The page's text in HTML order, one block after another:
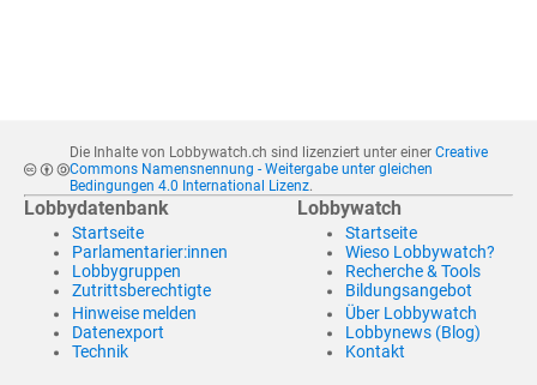
Die Inhalte von Lobbywatch.ch sind lizenziert unter einer Creative
Commons Namensnennung - Weitergabe unter gleichen
Bedingungen 4.0 International Lizenz.
Lobbydatenbank
Startseite
Parlamentarier:innen
Lobbygruppen
Zutrittsberechtigte
Hinweise melden
Datenexport
Technik
Lobbywatch
Startseite
Wieso Lobbywatch?
Recherche & Tools
Bildungsangebot
Über Lobbywatch
Lobbynews (Blog)
Kontakt